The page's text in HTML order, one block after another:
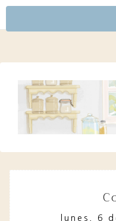
lunes, 6